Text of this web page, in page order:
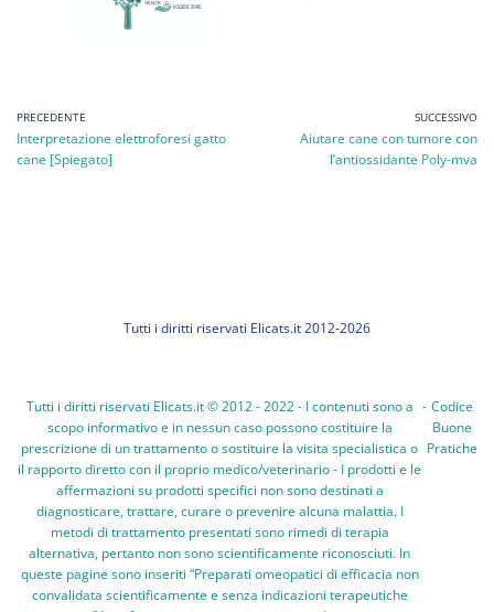
PRECEDENTE
Interpretazione elettroforesi gatto
cane [Spiegato]
SUCCESSIVO
Aiutare cane con tumore con
l’antiossidante Poly-mva
Tutti i diritti riservati Elicats.it 2012-2026
Tutti i diritti riservati Elicats.it © 2012 - 2022 - I contenuti sono a
scopo informativo e in nessun caso possono costituire la
prescrizione di un trattamento o sostituire la visita specialistica o
il rapporto diretto con il proprio medico/veterinario - I prodotti e le
affermazioni su prodotti specifici non sono destinati a
diagnosticare, trattare, curare o prevenire alcuna malattia. I
metodi di trattamento presentati sono rimedi di terapia
alternativa, pertanto non sono scientificamente riconosciuti. In
queste pagine sono inseriti “Preparati omeopatici di efficacia non
convalidata scientificamente e senza indicazioni terapeutiche
- Codice
Buone
Pratiche